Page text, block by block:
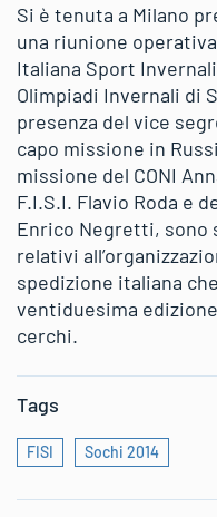
Si è tenuta a Milano
una riunione
Italiana Sport
Olimpiadi Invernali di
presenza del vice
capo missione in
missione del CONI
F.I.S.I. Flavio Roda e
Enrico Negretti,
relativi
spedizione italiana
ventiduesima
cerchi.
Tags
FISI Sochi 2014